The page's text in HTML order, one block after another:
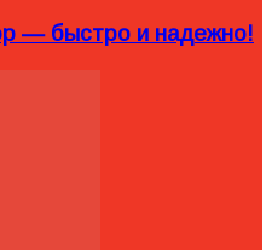
— быстро и надежно!